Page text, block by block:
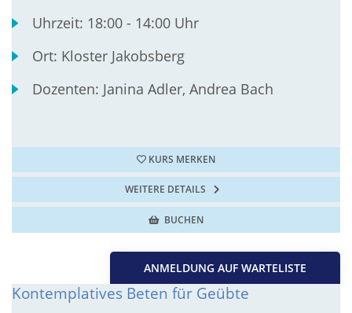
Uhrzeit: 18:00 - 14:00 Uhr
Ort: Kloster Jakobsberg
Dozenten: Janina Adler, Andrea Bach
KURS MERKEN
WEITERE DETAILS
BUCHEN
ANMELDUNG AUF WARTELISTE
Kontemplatives Beten für Geübte